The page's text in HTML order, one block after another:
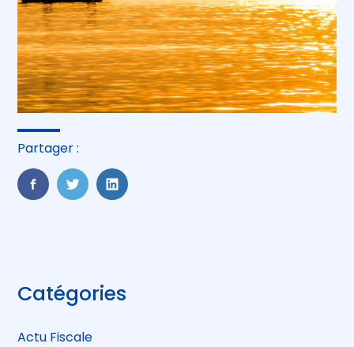
Partager :
FaceBook
TwitterLinkedIn
Blog
sidebar
Catégories
Actu Fiscale